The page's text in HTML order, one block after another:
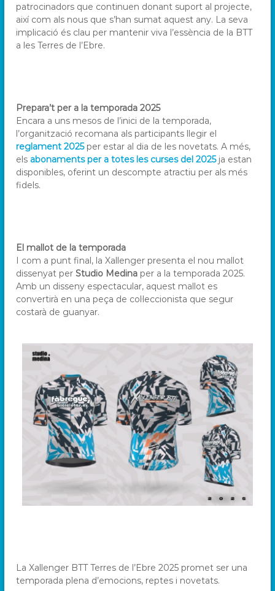
patrocinadors que continuen donant suport al projecte,
així com als nous que s’han sumat aquest any. La seva
implicació és clau per mantenir viva l’essència de la BTT
a les Terres de l’Ebre.
Prepara’t per a la temporada 2025
Encara a uns mesos de l’inici de la temporada,
l’organització recomana als participants llegir el
reglament 2025per estar al dia de les novetats. A més,
els abonaments per a totes les curses del 2025ja estan
disponibles, oferint un descompte atractiu per als més
fidels.
El mallot de la temporada
I com a punt final, la Xallenger presenta el nou mallot
dissenyat perStudio Medina per a la temporada 2025.
Amb un disseny espectacular, aquest mallot es
convertirà en una peça de col·leccionista que segur
costarà de guanyar.
La Xallenger BTT Terres de l’Ebre 2025 promet ser una
temporada plena d’emocions, reptes i novetats.